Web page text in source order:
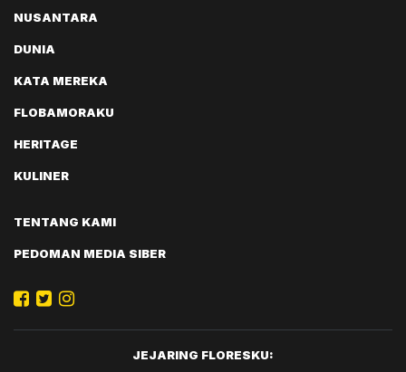
NUSANTARA
DUNIA
KATA MEREKA
FLOBAMORAKU
HERITAGE
KULINER
TENTANG KAMI
PEDOMAN MEDIA SIBER
JEJARING FLORESKU: